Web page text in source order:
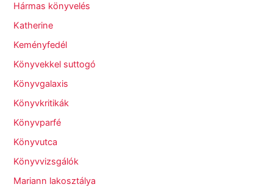
Hármas könyvelés
Katherine
Keményfedél
Könyvekkel suttogó
Könyvgalaxis
Könyvkritikák
Könyvparfé
Könyvutca
Könyvvizsgálók
Mariann lakosztálya